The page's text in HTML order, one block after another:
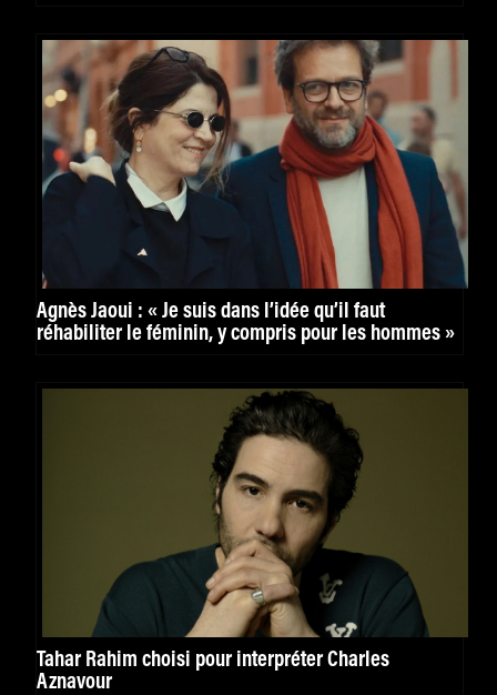
Agnès Jaoui : « Je suis dans l’idée qu’il faut
réhabiliter le féminin, y compris pour les hommes »
Tahar Rahim choisi pour interpréter Charles
Aznavour